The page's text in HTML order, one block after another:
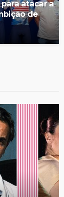
atacar a
de